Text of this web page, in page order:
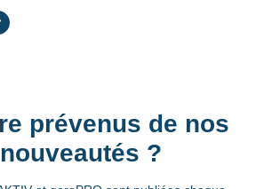
prévenus de nos
?